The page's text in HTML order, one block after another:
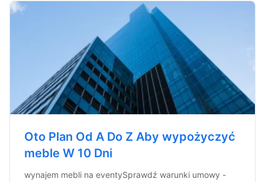
Oto Plan Od A Do Z Aby wypożyczyć
meble W 10 Dni
wynajem mebli na eventySprawdź warunki umowy -